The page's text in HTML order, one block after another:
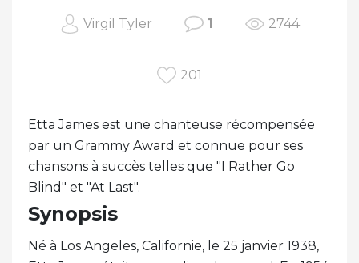
Virgil Tyler 1 2744
201
Etta James est une chanteuse récompensée
par un Grammy Award et connue pour ses
chansons à succès telles que "I Rather Go
Blind" et "At Last".
Synopsis
Né à Los Angeles, Californie, le 25 janvier 1938,